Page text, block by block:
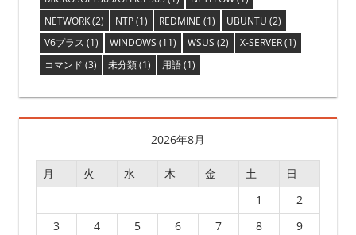
NETWORK(2) NTP(1) REDMINE (1) UBUNTU (2)
V6プラス (1) WINDOWS (11) WSUS (2) X-SERVER(1)
コマンド (3) 未分類(1) 用語(1)
2026年8月
月 火 水 木 金 土 日
1
2
3
4 5 6 7 8
9